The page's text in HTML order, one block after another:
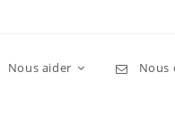
Nous aider Nous